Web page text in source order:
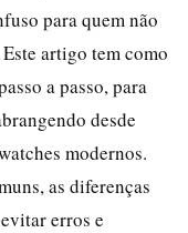
para quem não
artigo tem como
a passo, para
desde
modernos.
as diferenças
erros e